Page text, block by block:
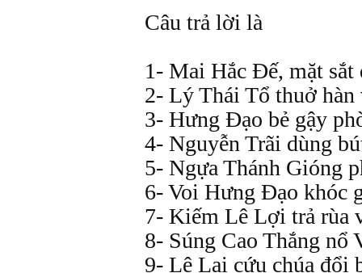
Câu trả lời là
1- Mai Hắc Đế, mặt sắt
2- Lý Thái Tổ thuở hàn
3- Hưng Đạo bẻ gậy
4- Nguyễn Trãi dùng
5- Ngựa Thánh Gióng
6- Voi Hưng Đạo khóc
7- Kiếm Lê Lợi trả rùa
8- Súng Cao Thắng nổ
9- Lê Lai cứu chúa đổi